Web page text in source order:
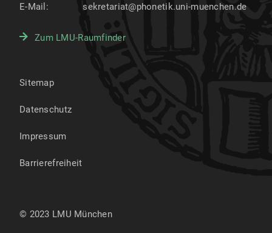
E-Mail:
sekretariat@phonetik.uni-muenchen.de
Zum LMU-Raumfinder
Sitemap
Datenschutz
Impressum
Barrierefreiheit
© 2023 LMU München